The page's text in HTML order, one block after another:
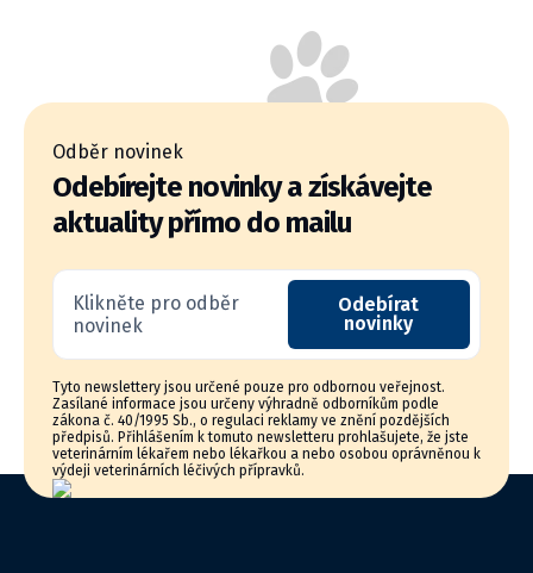
Odběr novinek
Odebírejte novinky a získávejte
aktuality přímo do mailu
Klikněte pro odběr
novinek
Odebírat
novinky
Tyto newslettery jsou určené pouze pro odbornou veřejnost.
Zasílané informace jsou určeny výhradně odborníkům podle
zákona č. 40/1995 Sb., o regulaci reklamy ve znění pozdějších
předpisů. Přihlášením k tomuto newsletteru prohlašujete, že jste
veterinárním lékařem nebo lékařkou a nebo osobou oprávněnou k
výdeji veterinárních léčivých přípravků.